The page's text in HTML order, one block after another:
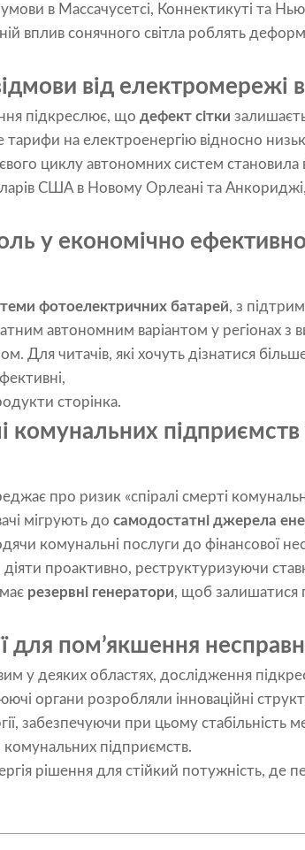
в Массачусетсі, Коннектикуті та
вплив сонячного світла роблять
від електромережі
підкреслює, що дефект сітки
на електроенергію відносно
циклу автономних систем становила
США в Новому Орлеані та
у економічно
фотоелектричних батарей, з
автономним варіантом у регіонах з
Для читачів, які хочуть дізнатися
сторінка.
комунальних
про ризик «спіралі смерті
мігрують до самодостатні джерела
комунальні послуги до фінансової
проактивно, реструктуризуючи
резервні генератори, щоб залишатися
для пом’якшення
у деяких областях, дослідження
органи розробляли інноваційні
забезпечуючи при цьому стабільність
комунальних підприємств.
рішення для стійкий потужність, де